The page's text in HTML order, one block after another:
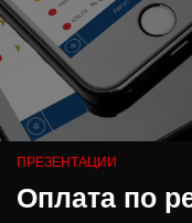
ПРЕЗЕНТАЦИИ
Оплата по